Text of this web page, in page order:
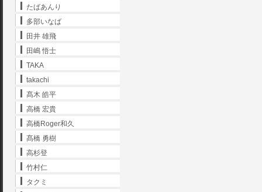
たばあんり
多部いなば
田井 雄飛
田嶋 悟士
TAKA
takachi
髙木 皓平
高橋 宏貴
高橋Roger和久
髙橋 勇樹
高杉登
竹村仁
タクミ